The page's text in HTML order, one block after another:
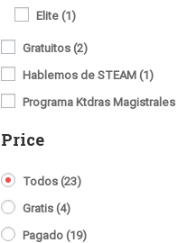
Elite (1)
Gratuitos (2)
Hablemos de STEAM (1)
Programa Ktdras Magistrales
Price
Todos (23)
Gratis (4)
Pagado (19)